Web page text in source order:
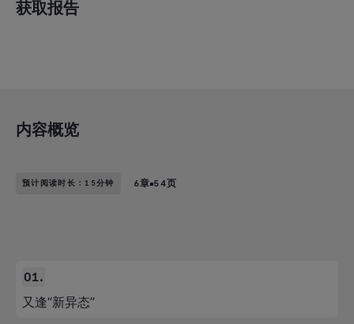
获取报告
内容概览
预计阅读时长：15分钟 6章 54页
又逢“新异态”